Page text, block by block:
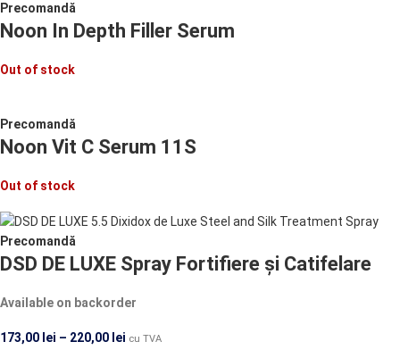
Precomandă
Noon In Depth Filler Serum
Out of stock
Precomandă
Noon Vit C Serum 11S
Out of stock
Precomandă
DSD DE LUXE Spray Fortifiere și Catifelare
Available on backorder
173,00 lei – 220,00 lei cu TVA